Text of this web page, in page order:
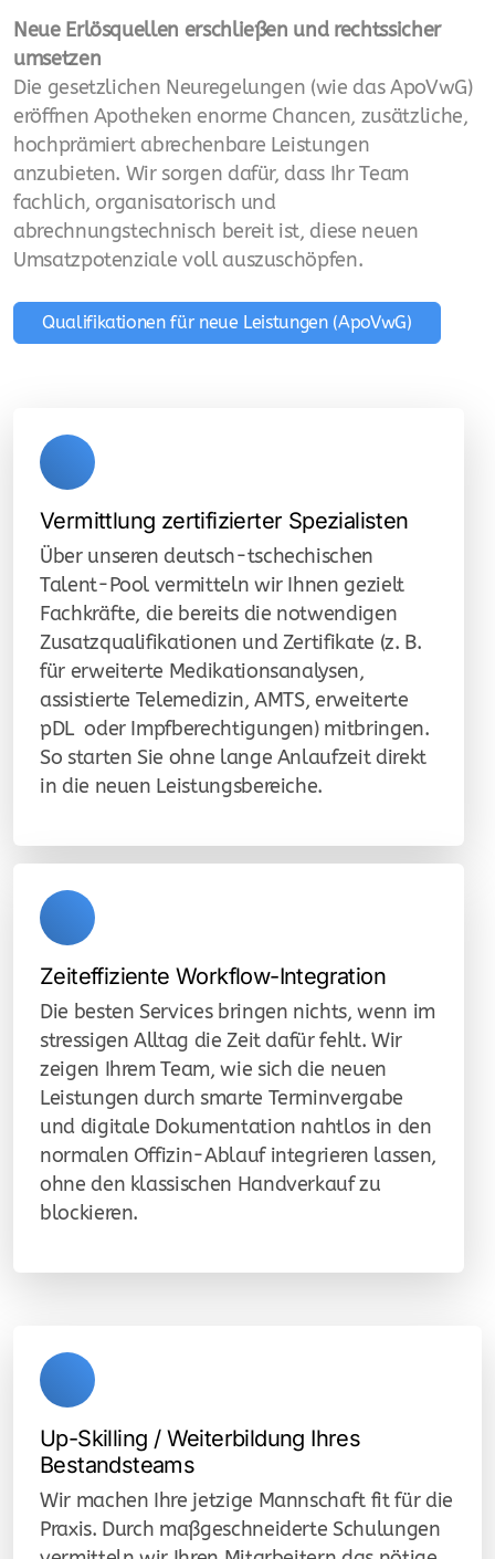
Neue Erlösquellen erschließen und rechtssicher
umsetzen
Die gesetzlichen Neuregelungen (wie das ApoVwG)
eröffnen Apotheken enorme Chancen, zusätzliche,
hochprämiert abrechenbare Leistungen
anzubieten. Wir sorgen dafür, dass Ihr Team
fachlich, organisatorisch und
abrechnungstechnisch bereit ist, diese neuen
Umsatzpotenziale voll auszuschöpfen.
Qualifikationen für neue Leistungen (ApoVwG)
Vermittlung zertifizierter Spezialisten
Über unseren deutsch-tschechischen
Talent-Pool vermitteln wir Ihnen gezielt
Fachkräfte, die bereits die notwendigen
Zusatzqualifikationen und Zertifikate (z. B.
für erweiterte Medikationsanalysen,
assistierte Telemedizin, AMTS, erweiterte
pDL oder Impfberechtigungen) mitbringen.
So starten Sie ohne lange Anlaufzeit direkt
in die neuen Leistungsbereiche.
Zeiteffiziente Workflow-Integration
Die besten Services bringen nichts, wenn im
stressigen Alltag die Zeit dafür fehlt. Wir
zeigen Ihrem Team, wie sich die neuen
Leistungen durch smarte Terminvergabe
und digitale Dokumentation nahtlos in den
normalen Offizin-Ablauf integrieren lassen,
ohne den klassischen Handverkauf zu
blockieren.
Up-Skilling / Weiterbildung Ihres
Bestandsteams
Wir machen Ihre jetzige Mannschaft fit für die
Praxis. Durch maßgeschneiderte Schulungen